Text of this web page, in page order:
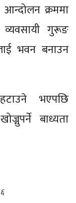
क्रममा
व्यवसायी गुरूङ
भवन बनाउन
भएपछि
बाध्यता